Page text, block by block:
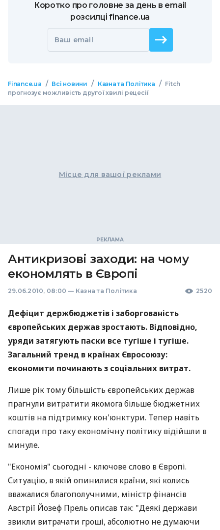
Коротко про головне за день в email
розсилці finance.ua
Ваш email
Finance.ua / Всі новини / Казна та Політика / Fitch
прогнозує можливість другої хвилі рецесії
Місце для вашої реклами
Антикризові заходи: на чому
економлять в Європі
29.06.2010, 08:00 — Казна та Політика 2520
Дефіцит держбюджетів і заборгованість
європейських держав зростають. Відповідно,
уряди затягують паски все тугіше і тугіше.
Загальний тренд в країнах Євросоюзу:
економити починають з соціальних витрат.
Лише рік тому більшість європейських держав
прагнули витратити якомога більше бюджетних
коштів на підтримку кон'юнктури. Тепер навіть
спогади про таку економічну політику відійшли в
минуле.
"Економія" сьогодні - ключове слово в Європі.
Ситуацію, в якій опинилися країни, які колись
вважалися благополучними, міністр фінансів
Австрії Йозеф Прель описав так: "Деякі держави
звикли витрачати гроші, абсолютно не думаючи